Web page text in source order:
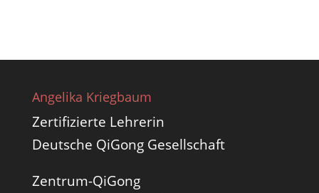
Angelika Kriegbaum
Zertifizierte Lehrerin
Deutsche QiGong Gesellschaft
Zentrum-QiGong